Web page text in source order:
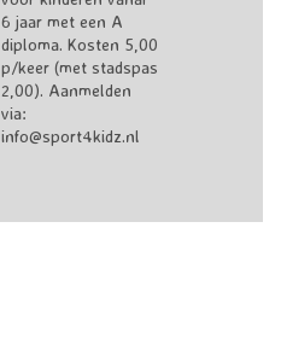
6 jaar met een A
diploma. Kosten 5,00
p/keer (met stadspas
2,00). Aanmelden
via:
info@sport4kidz.nl